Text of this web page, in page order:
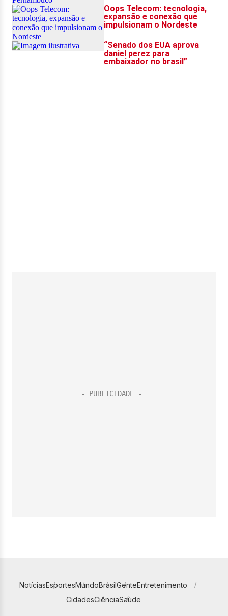
NotíciasEsportesMundoBrasilGenteEntretenimento
CidadesCiênciaSaúde